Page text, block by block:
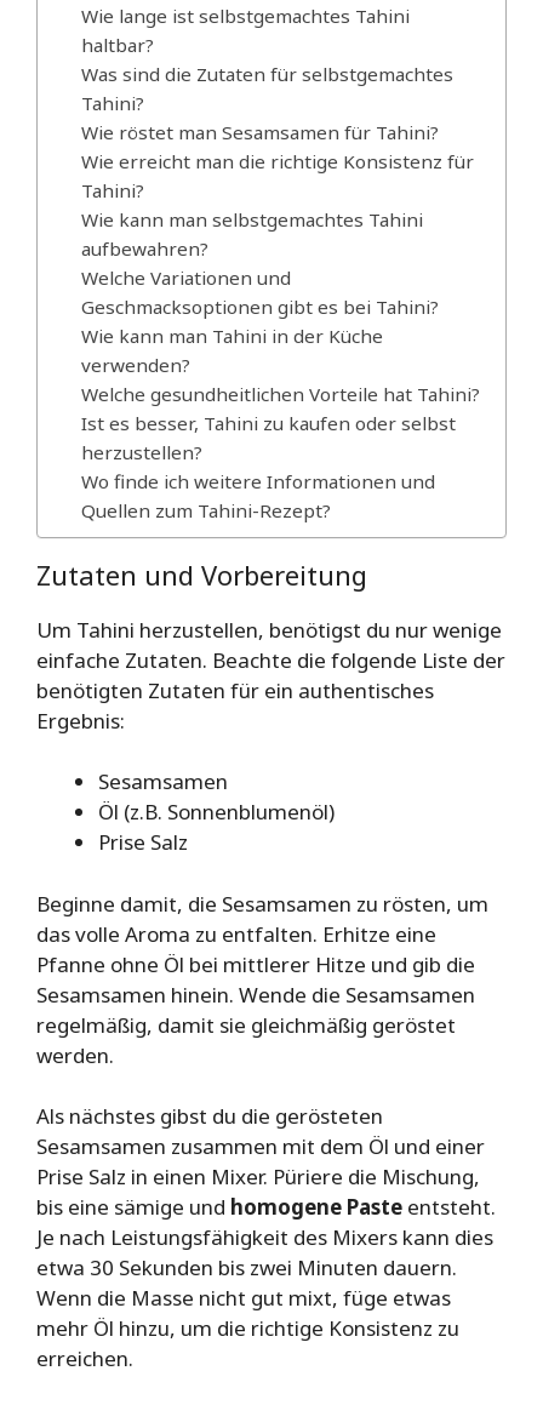
Wie lange ist selbstgemachtes Tahini
haltbar?
Was sind die Zutaten für selbstgemachtes
Tahini?
Wie röstet man Sesamsamen für Tahini?
Wie erreicht man die richtige Konsistenz für
Tahini?
Wie kann man selbstgemachtes Tahini
aufbewahren?
Welche Variationen und
Geschmacksoptionen gibt es bei Tahini?
Wie kann man Tahini in der Küche
verwenden?
Welche gesundheitlichen Vorteile hat Tahini?
Ist es besser, Tahini zu kaufen oder selbst
herzustellen?
Wo finde ich weitere Informationen und
Quellen zum Tahini-Rezept?
Zutaten und Vorbereitung
Um Tahini herzustellen, benötigst du nur wenige
einfache Zutaten. Beachte die folgende Liste der
benötigten Zutaten für ein authentisches
Ergebnis:
Sesamsamen
Öl (z.B. Sonnenblumenöl)
Prise Salz
Beginne damit, die Sesamsamen zu rösten, um
das volle Aroma zu entfalten. Erhitze eine
Pfanne ohne Öl bei mittlerer Hitze und gib die
Sesamsamen hinein. Wende die Sesamsamen
regelmäßig, damit sie gleichmäßig geröstet
werden.
Als nächstes gibst du die gerösteten
Sesamsamen zusammen mit dem Öl und einer
Prise Salz in einen Mixer. Püriere die Mischung,
bis eine sämige und homogene Paste entsteht.
Je nach Leistungsfähigkeit des Mixers kann dies
etwa 30 Sekunden bis zwei Minuten dauern.
Wenn die Masse nicht gut mixt, füge etwas
mehr Öl hinzu, um die richtige Konsistenz zu
erreichen.